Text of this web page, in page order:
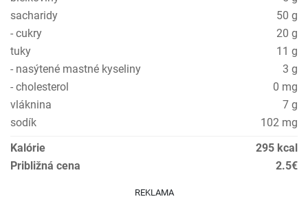
sacharidy
50 g
- cukry
20 g
tuky
11 g
- nasýtené mastné kyseliny
3 g
- cholesterol
0 mg
vláknina
7 g
sodík
102 mg
Kalórie
295 kcal
Približná cena
2.5€
REKLAMA